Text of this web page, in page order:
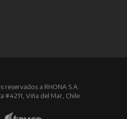
reservados a RHONA S.A.
#4211, Viña del Mar, Chile.